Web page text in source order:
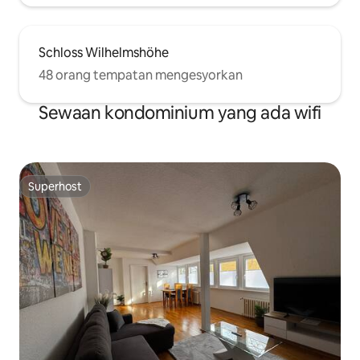
Schloss Wilhelmshöhe
48 orang tempatan mengesyorkan
Sewaan kondominium yang ada wifi
Superhost
Superhost